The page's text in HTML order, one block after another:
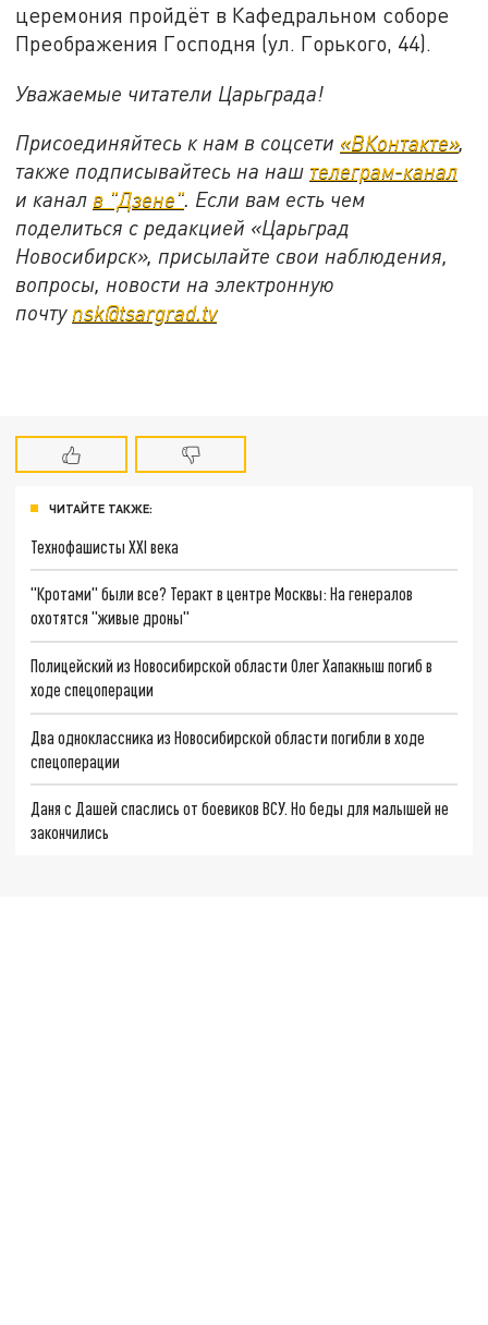
церемония пройдёт в Кафедральном соборе
Преображения Господня (ул. Горького, 44).
Уважаемые читатели Царьграда!
Присоединяйтесь к нам в соцсети «ВКонтакте»,
также подписывайтесь на наш телеграм-канал
и канал в "Дзене". Если вам есть чем
поделиться с редакцией «Царьград
Новосибирск», присылайте свои наблюдения,
вопросы, новости на электронную
почту nsk@tsargrad.tv
ЧИТАЙТЕ ТАКЖЕ:
Технофашисты XXI века
"Кротами" были все? Теракт в центре Москвы: На генералов
охотятся "живые дроны"
Полицейский из Новосибирской области Олег Хапакныш погиб в
ходе спецоперации
Два одноклассника из Новосибирской области погибли в ходе
спецоперации
Даня с Дашей спаслись от боевиков ВСУ. Но беды для малышей не
закончились